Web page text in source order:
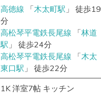
高徳線 「木太町駅 」 徒歩19
分
高松琴平電鉄長尾線 「林道
駅 」 徒歩24分
高松琴平電鉄長尾線 「木太
東口駅 」 徒歩22分
1K 洋室7帖 キッチン